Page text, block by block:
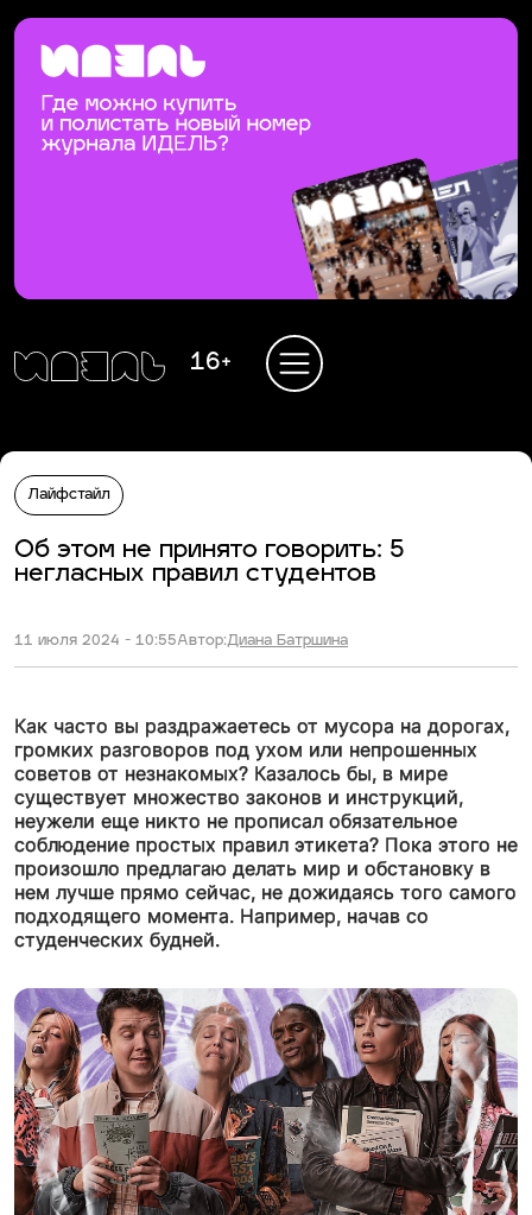
16+
Лайфстайл
Об этом не принято говорить: 5
негласных правил студентов
11 июля 2024 - 10:55Автор:Диана Батршина
Как часто вы раздражаетесь от мусора на дорогах,
громких разговоров под ухом или непрошенных
советов от незнакомых? Казалось бы, в мире
существует множество законов и инструкций,
неужели еще никто не прописал обязательное
соблюдение простых правил этикета? Пока этого не
произошло предлагаю делать мир и обстановку в
нем лучше прямо сейчас, не дожидаясь того самого
подходящего момента. Например, начав со
студенческих будней.